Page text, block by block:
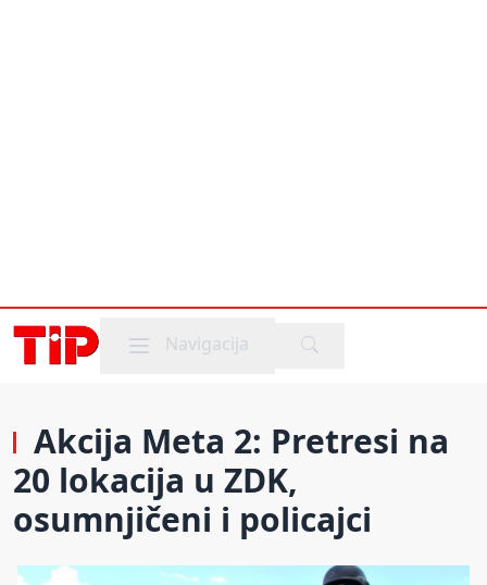
Mobile menu
Navigacija
Akcija Meta 2: Pretresi na
20 lokacija u ZDK,
osumnjičeni i policajci